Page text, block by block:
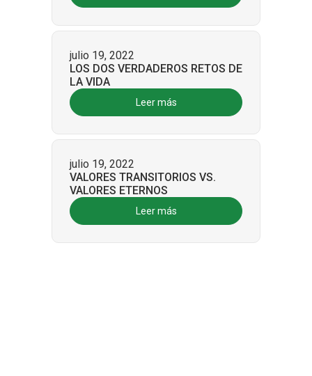
julio 19, 2022
LOS DOS VERDADEROS RETOS DE
LA VIDA
Leer más
julio 19, 2022
VALORES TRANSITORIOS VS.
VALORES ETERNOS
Leer más